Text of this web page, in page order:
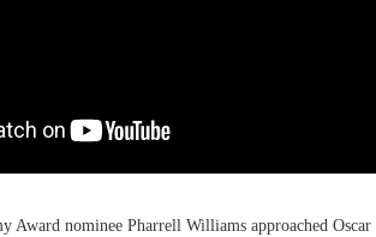
Award nominee Pharrell Williams approached